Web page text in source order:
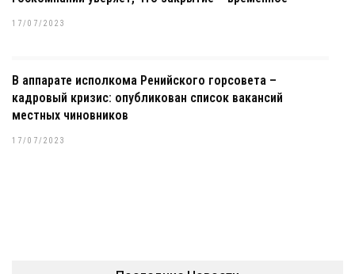
17/07/2023
В аппарате исполкома Ренийского горсовета –
кадровый кризис: опубликован список вакансий
местных чиновников
17/07/2023